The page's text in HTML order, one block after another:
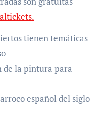
tienen temáticas
de la pintura para
español del siglo